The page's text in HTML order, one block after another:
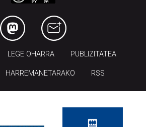
LEGE OHARRA PUBLIZITATEA
HARREMANETARAKO RSS